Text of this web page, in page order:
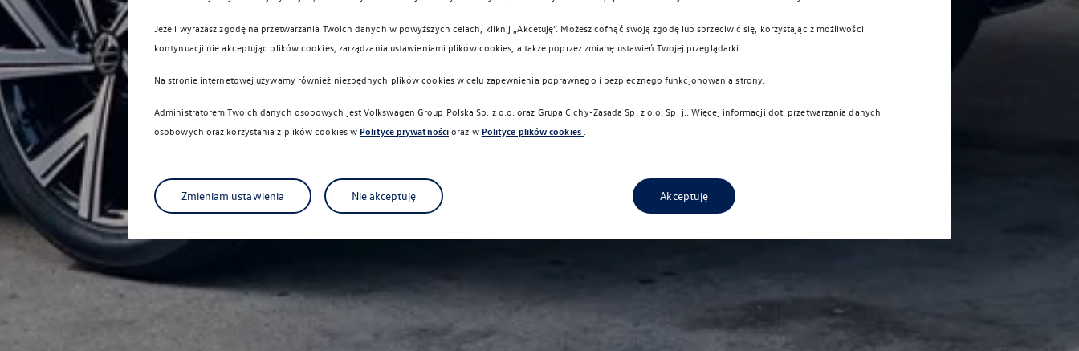
Jeżeli wyrażasz zgodę na przetwarzania Twoich danych w powyższych celach, kliknij „Akcetuję”. Możesz cofnąć swoją zgodę lub sprzeciwić się, korzystając z możliwości
kontynuacji nie akceptując plików cookies, zarządzania ustawieniami plików cookies, a także poprzez zmianę ustawień Twojej przeglądarki.
Na stronie internetowej używamy również niezbędnych plików cookies w celu zapewnienia poprawnego i bezpiecznego funkcjonowania strony.
Administratorem Twoich danych osobowych jest Volkswagen Group Polska Sp. z o.o. oraz Grupa Cichy-Zasada Sp. z o.o. Sp. j.. Więcej informacji dot. przetwarzania danych
osobowych oraz korzystania z plików cookies w Polityce prywatnościoraz w Polityce plików cookies .
Zmieniam ustawienia Nie akceptuję Akceptuję